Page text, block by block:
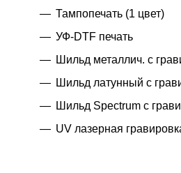
Тампопечать (1 цвет)
УФ-DTF печать
Шильд металлич. с
Шильд латунный с
Шильд Spectrum с
UV лазерная